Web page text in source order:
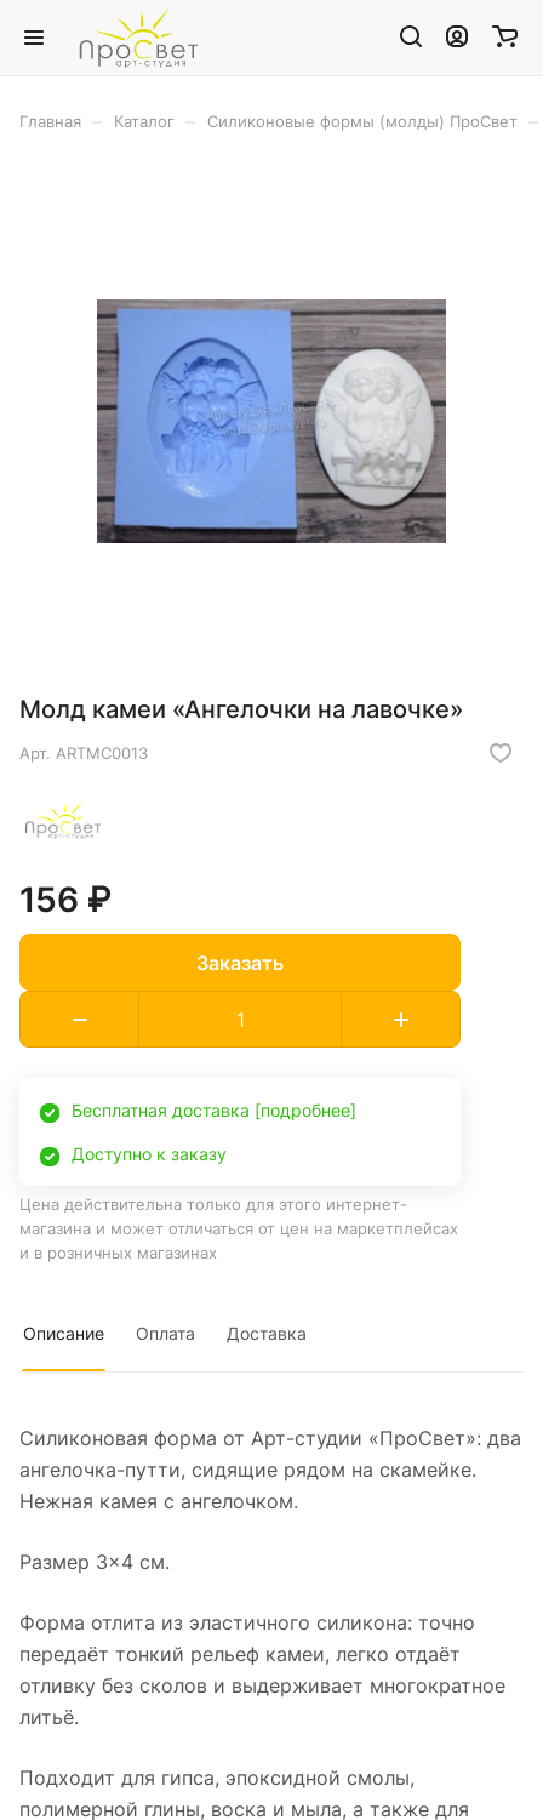
Главная Каталог Силиконовые формы (молды) ПроСвет
Молд камеи «Ангелочки на лавочке»
Арт. ARTMC0013
156 ₽
Заказать
Бесплатная доставка [подробнее]
Доступно к заказу
Цена действительна только для этого интернет-
магазина и может отличаться от цен на маркетплейсах
и в розничных магазинах
Описание Оплата Доставка
Силиконовая форма от Арт-студии «ПроСвет»: два
ангелочка-путти, сидящие рядом на скамейке.
Нежная камея с ангелочком.
Размер 3×4 см.
Форма отлита из эластичного силикона: точно
передаёт тонкий рельеф камеи, легко отдаёт
отливку без сколов и выдерживает многократное
литьё.
Подходит для гипса, эпоксидной смолы,
полимерной глины, воска и мыла, а также для